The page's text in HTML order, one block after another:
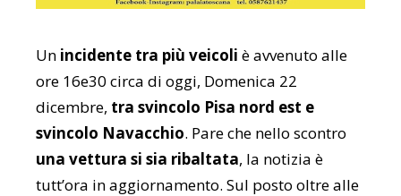
Un incidente tra più veicoli è avvenuto alle
ore 16e30 circa di oggi, Domenica 22
dicembre, tra svincolo Pisa nord est e
svincolo Navacchio. Pare che nello scontro
una vettura si sia ribaltata, la notizia è
tutt’ora in aggiornamento. Sul posto oltre alle